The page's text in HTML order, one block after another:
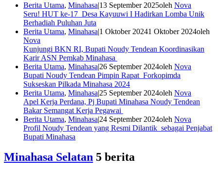
Berita Utama, Minahasa|13 September 2025oleh Nova
Seru! HUT ke-17 Desa Kayuuwi I Hadirkan Lomba Unik
Berhadiah Puluhan Juta
Berita Utama, Minahasa|1 Oktober 20241 Oktober 2024oleh
Nova
Kunjungi BKN RI, Bupati Noudy Tendean Koordinasikan
Karir ASN Pemkab Minahasa
Berita Utama, Minahasa|26 September 2024oleh Nova
Bupati Noudy Tendean Pimpin Rapat Forkopimda
Sukseskan Pilkada Minahasa 2024
Berita Utama, Minahasa|25 September 2024oleh Nova
Apel Kerja Perdana, Pj Bupati Minahasa Noudy Tendean
Bakar Semangat Kerja Pegawai
Berita Utama, Minahasa|24 September 2024oleh Nova
Profil Noudy Tendean yang Resmi Dilantik sebagai Penjabat
Bupati Minahasa
Minahasa Selatan 5 berita